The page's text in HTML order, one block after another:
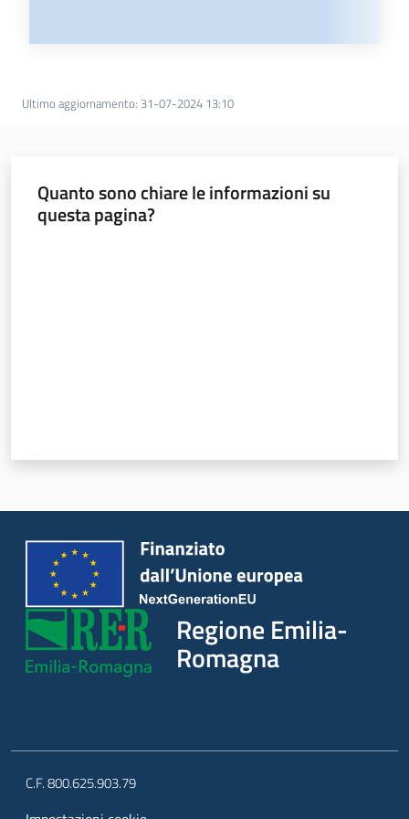
Ultimo aggiornamento: 31-07-2024 13:10
Quanto sono chiare le informazioni su
questa pagina?
Regione Emilia-
Romagna
C.F. 800.625.903.79